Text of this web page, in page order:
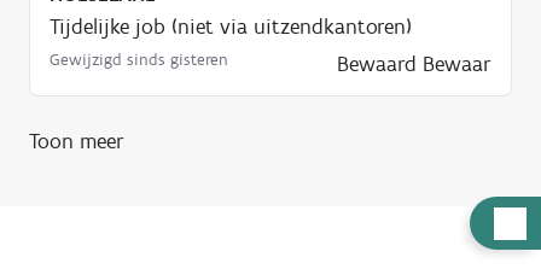
u
Tijdelijke job (niet via uitzendkantoren)
Gewijzigd sinds gisteren Bewaard Bewaar
Toon meer